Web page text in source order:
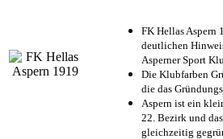
FK Hellas Aspern
deutlichen
Asperner Sport
Die Klubfarben
die das
Aspern ist ein
22. Bezirk und
gleichzeitig